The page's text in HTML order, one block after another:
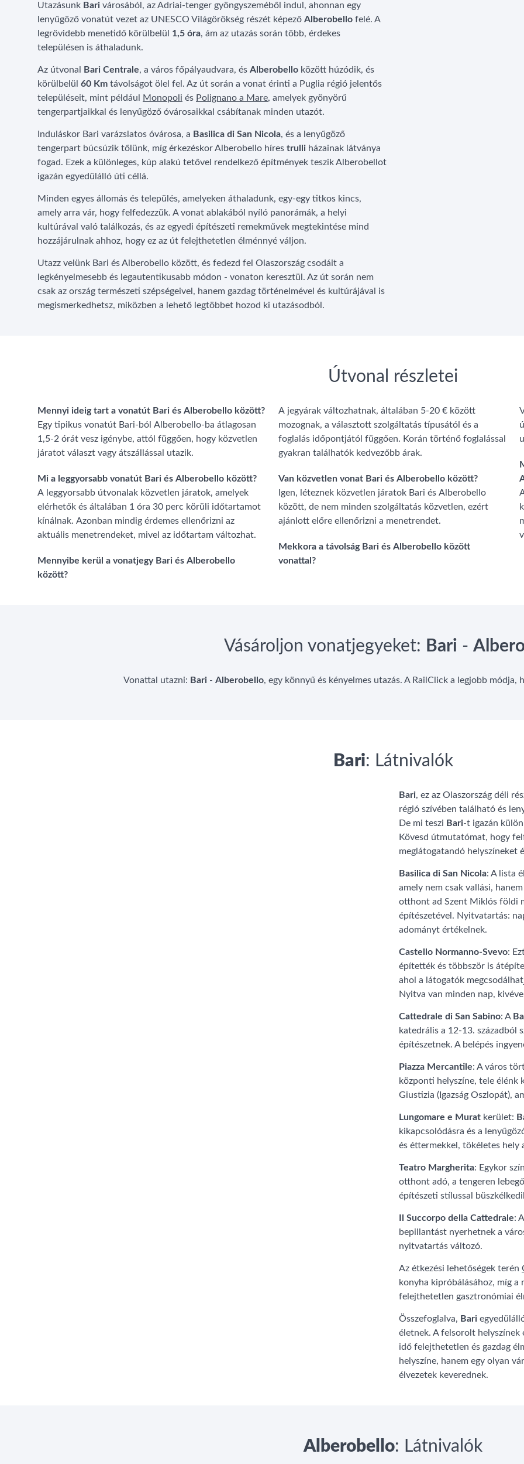
Utazásunk Bari városából, az Adriai-tenger gyöngyszeméből indul, ahonnan egy
lenyűgöző vonatút vezet az UNESCO Világörökség részét képező Alberobello felé. A
legrövidebb menetidő körülbelül 1,5 óra, ám az utazás során több, érdekes
településen is áthaladunk.
Az útvonal Bari Centrale, a város főpályaudvara, és Alberobello között húzódik, és
körülbelül 60 Km távolságot ölel fel. Az út során a vonat érinti a Puglia régió jelentős
településeit, mint például
Monopoli és Polignano a Mare, amelyek gyönyörű
tengerpartjaikkal és lenyűgöző óvárosaikkal csábítanak minden utazót.
Induláskor Bari varázslatos óvárosa, a Basilica di San Nicola, és a lenyűgöző
tengerpart búcsúzik tőlünk, míg érkezéskor Alberobello híres trulli házainak látványa
fogad. Ezek a különleges, kúp alakú tetővel rendelkező építmények teszik Alberobellot
igazán egyedülálló úti céllá.
Minden egyes állomás és település, amelyeken áthaladunk, egy-egy titkos kincs,
amely arra vár, hogy felfedezzük. A vonat ablakából nyíló panorámák, a helyi
kultúrával való találkozás, és az egyedi építészeti remekművek megtekintése mind
hozzájárulnak ahhoz, hogy ez az út felejthetetlen élménnyé váljon.
Utazz velünk Bari és Alberobello között, és fedezd fel Olaszország csodáit a
legkényelmesebb és legautentikusabb módon - vonaton keresztül. Az út során nem
csak az ország természeti szépségeivel, hanem gazdag történelmével és kultúrájával is
megismerkedhetsz, miközben a lehető legtöbbet hozod ki utazásodból.
Útvonal részletei
Mennyi ideig tart a vonatút Bari és Alberobello között?
Egy tipikus vonatút Bari-ból Alberobello-ba átlagosan
1,5-2 órát vesz igénybe, attól függően, hogy közvetlen
járatot választ vagy átszállással utazik.
Mi a leggyorsabb vonatút Bari és Alberobello között?
A leggyorsabb útvonalak közvetlen járatok, amelyek
elérhetők és általában 1 óra 30 perc körüli időtartamot
kínálnak. Azonban mindig érdemes ellenőrizni az
aktuális menetrendeket, mivel az időtartam változhat.
Mennyibe kerül a vonatjegy Bari és Alberobello
között?
A jegyárak változhatnak, általában 5-20 € között
mozognak, a választott szolgáltatás típusától és a
foglalás időpontjától függően. Korán történő foglalással
gyakran találhatók kedvezőbb árak.
Van közvetlen vonat Bari és Alberobello között?
Igen, léteznek közvetlen járatok Bari és Alberobello
között, de nem minden szolgáltatás közvetlen, ezért
ajánlott előre ellenőrizni a menetrendet.
Mekkora a távolság Bari és Alberobello között
vonattal?
Vásároljon vonatjegyeket: Bari -
Vonattal utazni: Bari- Alberobello, egy könnyű és kényelmes utazás. A RailClick a legjobb módja,
Bari: Látnivalók
Bari, ez az Olaszország déli
régió szívében található és
De mi teszi Bari-t igazán
Kövesd útmutatómat, hogy
meglátogatandó helyszíneket
Basilica di San Nicola: A lista
amely nem csak vallási,
otthont ad Szent Miklós földi
építészetével. Nyitvatartás:
adományt értékelnek.
Castello Normanno-Svevo:
építették és többször is
ahol a látogatók
Nyitva van minden nap,
Cattedrale di San Sabino: A
katedrális a 12-13. századból
építészetnek. A belépés
Piazza Mercantile: A város
központi helyszíne, tele élénk
Giustizia (Igazság Oszlopát),
Lungomare e Murat kerület:
kikapcsolódásra és a
és éttermekkel, tökéletes hely
Teatro Margherita: Egykor
otthont adó, a tengeren
építészeti stílussal
Il Succorpo della Cattedrale:
bepillantást nyerhetnek a
nyitvatartás változó.
Az étkezési lehetőségek terén
konyha kipróbálásához, míg
felejthetetlen gasztronómiai
Összefoglalva, Bari
életnek. A felsorolt
idő felejthetetlen és gazdag
helyszíne, hanem egy olyan
élvezetek keverednek.
Alberobello: Látnivalók